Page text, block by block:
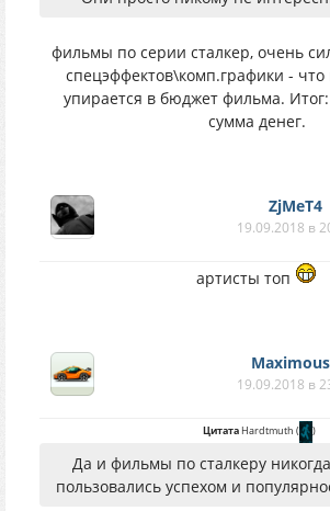
фильмы по серии сталкер, очень
спецэффектов\комп.графики -
упирается в бюджет фильма.
сумма денег.
ZjMeT4
19.09.2018 в
артисты топ
19.09.2018 в
ЦитатаHardtmuth ( )
Да и фильмы по сталкеру
пользовались успехом и